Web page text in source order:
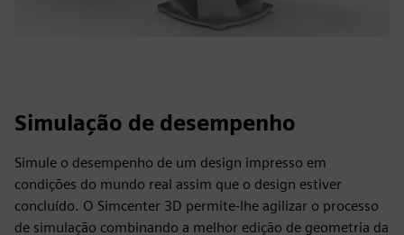
Simulação de desempenho
Simule o desempenho de um design impresso em
condições do mundo real assim que o design estiver
concluído. O Simcenter 3D permite-lhe agilizar o processo
de simulação combinando a melhor edição de geometria da